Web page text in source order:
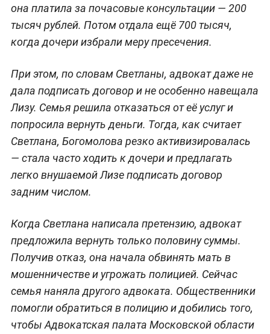
она платила за почасовые консультации — 200
тысяч рублей. Потом отдала ещё 700 тысяч,
когда дочери избрали меру пресечения.
При этом, по словам Светланы, адвокат даже не
дала подписать договор и не особенно навещала
Лизу. Семья решила отказаться от её услуг и
попросила вернуть деньги. Тогда, как считает
Светлана, Богомолова резко активизировалась
— стала часто ходить к дочери и предлагать
легко внушаемой Лизе подписать договор
задним числом.
Когда Светлана написала претензию, адвокат
предложила вернуть только половину суммы.
Получив отказ, она начала обвинять мать в
мошенничестве и угрожать полицией. Сейчас
семья наняла другого адвоката. Общественники
помогли обратиться в полицию и добились того,
чтобы Адвокатская палата Московской области